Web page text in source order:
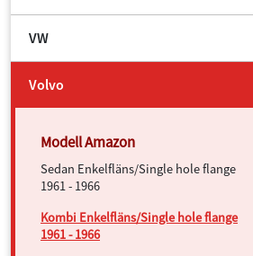
VW
Volvo
Sedan Enkelfläns/Single hole flange
1961 - 1966
Kombi Enkelfläns/Single hole flange
1961 - 1966